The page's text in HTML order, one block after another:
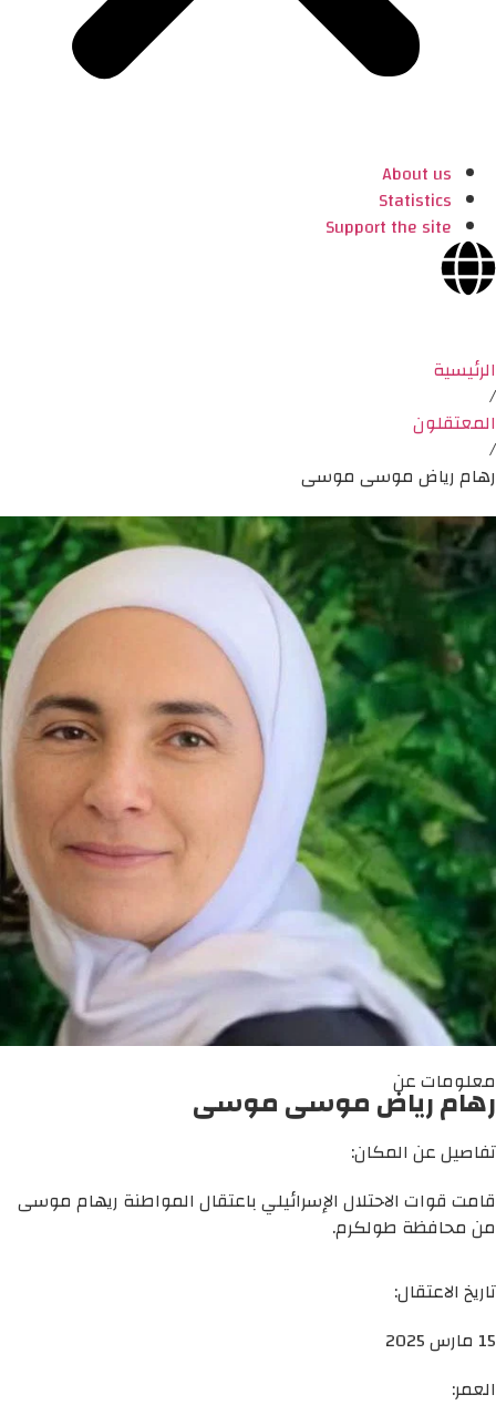
About us
Statistics
Support the site
الرئيسية
/
المعتقلون
/
رهام رياض موسى موسى
معلومات عن
رهام رياض موسى موسى
تفاصيل عن المكان:
قامت قوات الاحتلال الإسرائيلي باعتقال المواطنة ريهام موسى
من محافظة طولكرم.
تاريخ الاعتقال:
15 مارس 2025
العمر: